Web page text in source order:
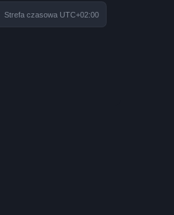
Strefa czasowa UTC+02:00